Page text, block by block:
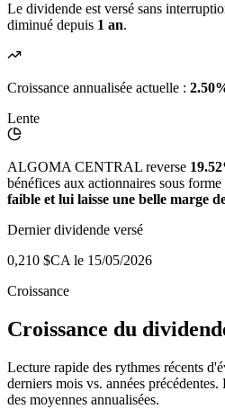
Le dividende est versé sans
diminué depuis 1 an.
Croissance annualisée actuelle :
Lente
ALGOMA CENTRAL reverse
bénéfices aux actionnaires sous
faible et lui laisse une belle marge
Dernier dividende versé
0,210 $CA le 15/05/2026
Croissance
Croissance du
Lecture rapide des rythmes récents
derniers mois vs. années
des moyennes annualisées.